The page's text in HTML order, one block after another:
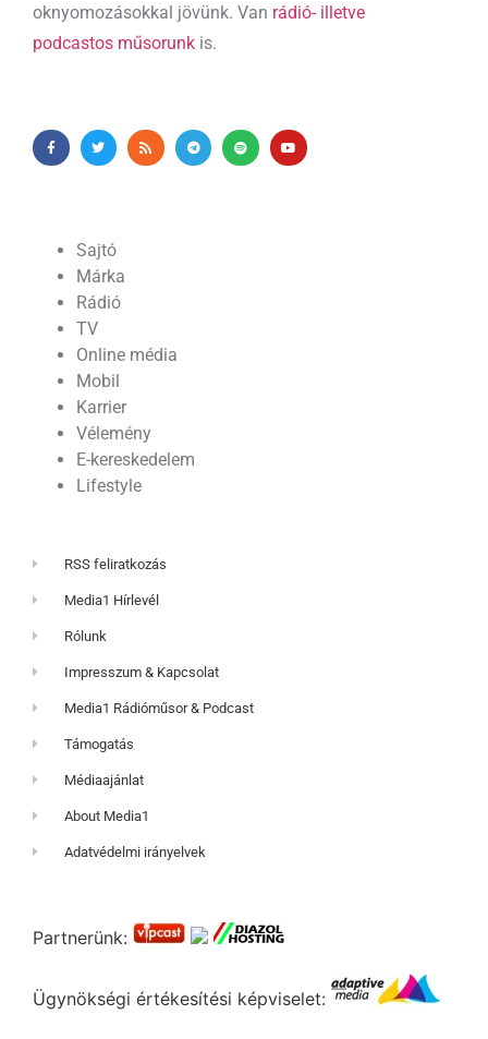
oknyomozásokkal jövünk. Van rádió- illetve
podcastos műsorunk is.
Sajtó
Márka
Rádió
TV
Online média
Mobil
Karrier
Vélemény
E-kereskedelem
Lifestyle
RSS feliratkozás
Media1 Hírlevél
Rólunk
Impresszum & Kapcsolat
Media1 Rádióműsor & Podcast
Támogatás
Médiaajánlat
About Media1
Adatvédelmi irányelvek
Partnerünk:
Ügynökségi értékesítési képviselet: